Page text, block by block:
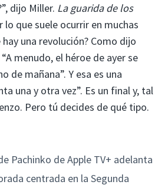
dijo Miller. La guarida de los
lo que suele ocurrir en muchas
una revolución? Como dijo
menudo, el héroe de ayer se
de mañana”. Y esa es una
una y otra vez”. Es un final y, tal
Pero tú decides de qué tipo.
Pachinko de Apple TV+ adelanta
centrada en la Segunda